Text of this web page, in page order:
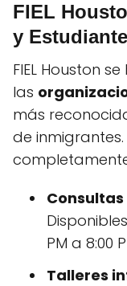
FIEL
y
FIEL Houston
las
más
de
PM a 8:00
Talleres